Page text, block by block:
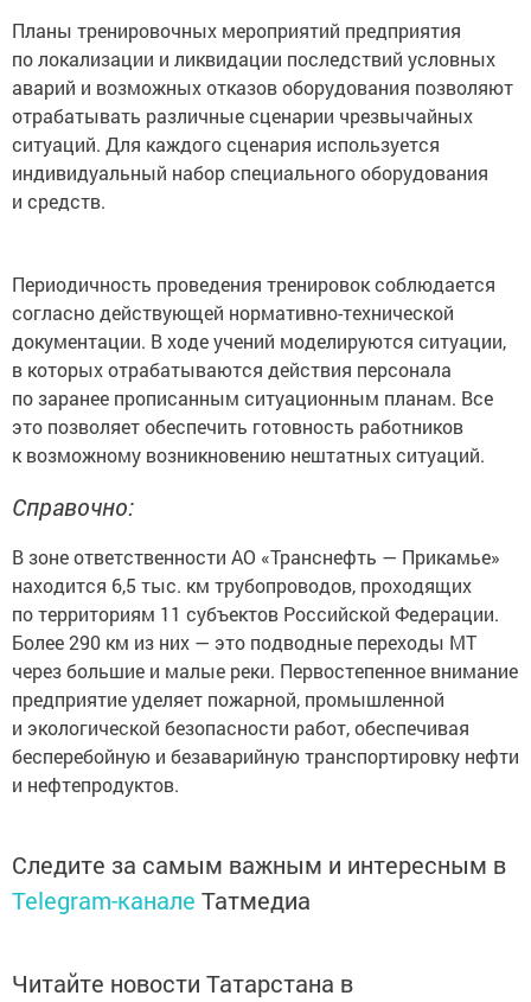
Планы тренировочных мероприятий предприятия
по локализации и ликвидации последствий условных
аварий и возможных отказов оборудования позволяют
отрабатывать различные сценарии чрезвычайных
ситуаций. Для каждого сценария используется
индивидуальный набор специального оборудования
и средств.
Периодичность проведения тренировок соблюдается
согласно действующей нормативно-технической
документации. В ходе учений моделируются ситуации,
в которых отрабатываются действия персонала
по заранее прописанным ситуационным планам. Все
это позволяет обеспечить готовность работников
к возможному возникновению нештатных ситуаций.
Справочно:
В зоне ответственности АО «Транснефть — Прикамье»
находится 6,5 тыс. км трубопроводов, проходящих
по территориям 11 субъектов Российской Федерации.
Более 290 км из них — это подводные переходы МТ
через большие и малые реки. Первостепенное внимание
предприятие уделяет пожарной, промышленной
и экологической безопасности работ, обеспечивая
бесперебойную и безаварийную транспортировку нефти
и нефтепродуктов.
Следите за самым важным и интересным в
Telegram-канале Татмедиа
Читайте новости Татарстана в